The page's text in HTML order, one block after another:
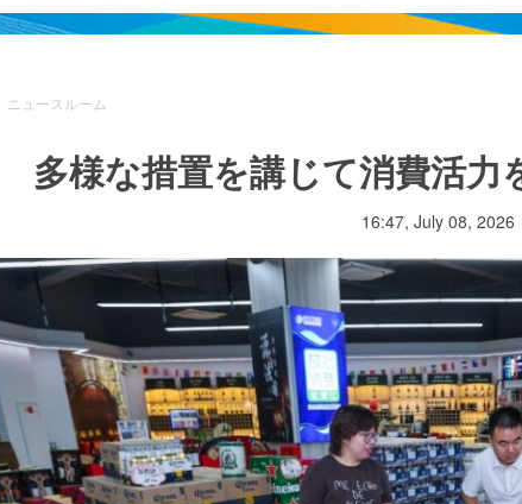
ニュースルーム
多様な措置を講じて消費活
16:47, July 08, 2026